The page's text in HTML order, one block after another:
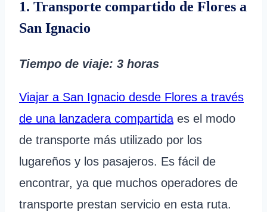
1. Transporte compartido de Flores a
San Ignacio
Tiempo de viaje: 3 horas
Viajar a San Ignacio desde Flores a través
de una lanzadera compartida es el modo
de transporte más utilizado por los
lugareños y los pasajeros. Es fácil de
encontrar, ya que muchos operadores de
transporte prestan servicio en esta ruta.